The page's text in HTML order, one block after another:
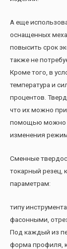
А еще
оснащенных
повысить срок
также не
Кроме того, в
температура и
процентов.
что их можно
помощью можно
изменения
Сменные
токарный резец,
параметрам:
типу
фасонными,
Под каждый из
форма профиля,